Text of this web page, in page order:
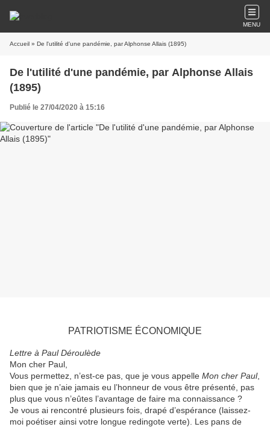
MENU
Accueil » De l'utilité d'une pandémie, par Alphonse Allais (1895)
De l'utilité d'une pandémie, par Alphonse Allais
(1895)
Publié le 27/04/2020 à 15:16
PATRIOTISME ÉCONOMIQUE
Lettre à Paul Déroulède
Mon cher Paul,
Vous permettez, n’est-ce pas, que je vous appelle Mon cher Paul,
bien que je n’aie jamais eu l’honneur de vous être présenté, pas
plus que vous n’eûtes l’avantage de faire ma connaissance ?
Je vous ai rencontré plusieurs fois, drapé d’espérance (laissez-
moi poétiser ainsi votre longue redingote verte). Les pans de